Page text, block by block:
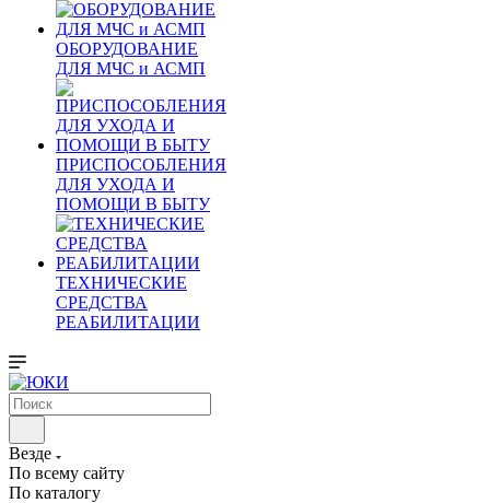
ОБОРУДОВАНИЕ
ДЛЯ МЧС и АСМП
ПРИСПОСОБЛЕНИЯ
ДЛЯ УХОДА И
ПОМОЩИ В БЫТУ
ТЕХНИЧЕСКИЕ
СРЕДСТВА
РЕАБИЛИТАЦИИ
Везде
По всему сайту
По каталогу